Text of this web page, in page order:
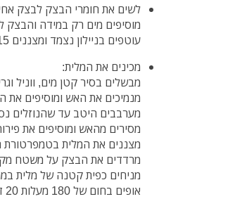
לשים את חומרי הבצק לבצק
מוסיפים מים רק במידה והבצק
עוטפים בניילון נצמד ומצננים 15 דקות.
מכינים את המלית:
מבשלים בסיר קטן מים, ווניל
מנמיכים את האש ומוסיפים את
מערבבים היטב עד שהנוזלים
מסירים מהאש ומוסיפים את
מצננים את המלית
מרדדים את הבצק על משטח
מניחים כפית קטנה של מלית
אופים בחום של 180 מעלות 20 דקות, עד להזהבה.